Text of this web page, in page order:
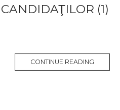
(1)
CONTINUE READING